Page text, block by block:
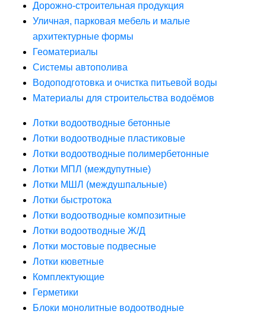
Дорожно-строительная продукция
Уличная, парковая мебель и малые
архитектурные формы
Геоматериалы
Системы автополива
Водоподготовка и очистка питьевой воды
Материалы для строительства водоёмов
Лотки водоотводные бетонные
Лотки водоотводные пластиковые
Лотки водоотводные полимербетонные
Лотки МПЛ (междупутные)
Лотки МШЛ (междушпальные)
Лотки быстротока
Лотки водоотводные композитные
Лотки водоотводные Ж/Д
Лотки мостовые подвесные
Лотки кюветные
Комплектующие
Герметики
Блоки монолитные водоотводные